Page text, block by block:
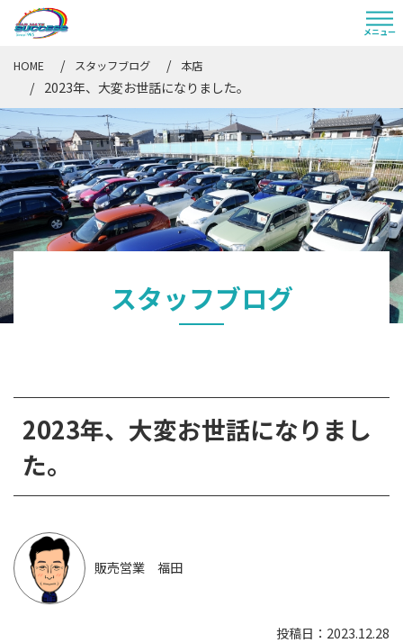
HOME スタッフブログ 本店
2023年、大変お世話になりました。
スタッフブログ
2023年、大変お世話になりまし
た。
販売営業 福田
2023.12.28